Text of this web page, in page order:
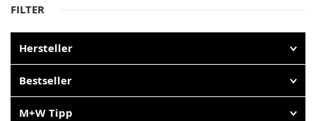
FILTER
Hersteller
Bestseller
M+W Tipp